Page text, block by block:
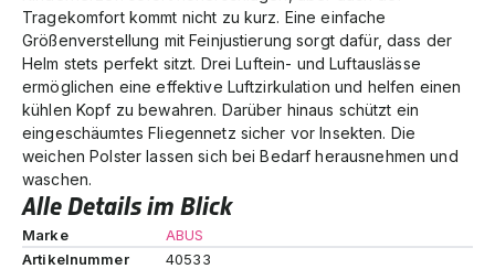
Tragekomfort kommt nicht zu kurz. Eine einfache
Größenverstellung mit Feinjustierung sorgt dafür, dass der
Helm stets perfekt sitzt. Drei Luftein- und Luftauslässe
ermöglichen eine effektive Luftzirkulation und helfen einen
kühlen Kopf zu bewahren. Darüber hinaus schützt ein
eingeschäumtes Fliegennetz sicher vor Insekten. Die
weichen Polster lassen sich bei Bedarf herausnehmen und
waschen.
Alle Details im Blick
Marke
ABUS
Artikelnummer
40533